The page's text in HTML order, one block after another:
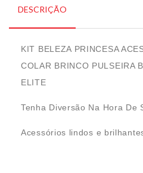
DESCRIÇÃO
KIT BELEZA PRINCESA
COLAR BRINCO PULSEIRA
ELITE
Tenha Diversão Na Hora De
Acessórios lindos e